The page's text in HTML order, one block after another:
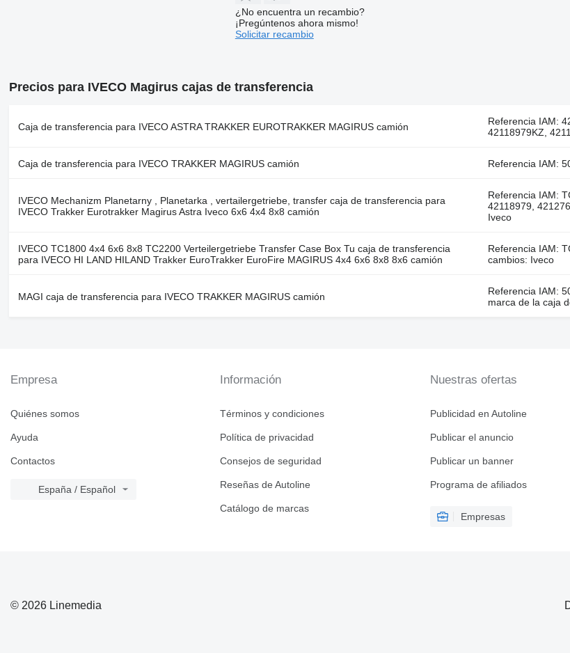
¿No encuentra un recambio?
¡Pregúntenos ahora mismo!
Solicitar recambio
Precios para IVECO Magirus cajas de transferencia
Caja de transferencia para IVECO ASTRA TRAKKER EUROTRAKKER MAGIRUS camión
Referencia IAM:
42118979KZ,
Caja de transferencia para IVECO TRAKKER MAGIRUS camión Referencia IAM:
IVECO Mechanizm Planetarny , Planetarka , vertailergetriebe, transfer caja de transferencia para
IVECO Trakker Eurotrakker Magirus Astra Iveco 6x6 4x4 8x8 camión
Referencia IAM:
42118979,
Iveco
IVECO TC1800 4x4 6x6 8x8 TC2200 Verteilergetriebe Transfer Case Box Tu caja de transferencia
para IVECO HI LAND HILAND Trakker EuroTrakker EuroFire MAGIRUS 4x4 6x6 8x8 8x6 camión
Referencia IAM:
cambios: Iveco
MAGI caja de transferencia para IVECO TRAKKER MAGIRUS camión
Referencia IAM:
marca de la caja
Empresa
Quiénes somos
Ayuda
Contactos
España / Español
Información
Términos y condiciones
Política de privacidad
Consejos de seguridad
Reseñas de Autoline
Catálogo de marcas
Nuestras ofertas
Publicidad en Autoline
Publicar el anuncio
Publicar un banner
Programa de afiliados
Empresas
© 2026 Linemedia